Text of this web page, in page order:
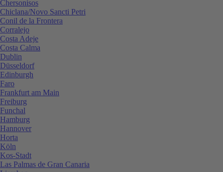
Chersonisos
Chiclana/Novo Sancti Petri
Conil de la Frontera
Corralejo
Costa Adeje
Costa Calma
Dublin
Düsseldorf
Edinburgh
Faro
Frankfurt am Main
Freiburg
Funchal
Hamburg
Hannover
Horta
Köln
Kos-Stadt
Las Palmas de Gran Canaria